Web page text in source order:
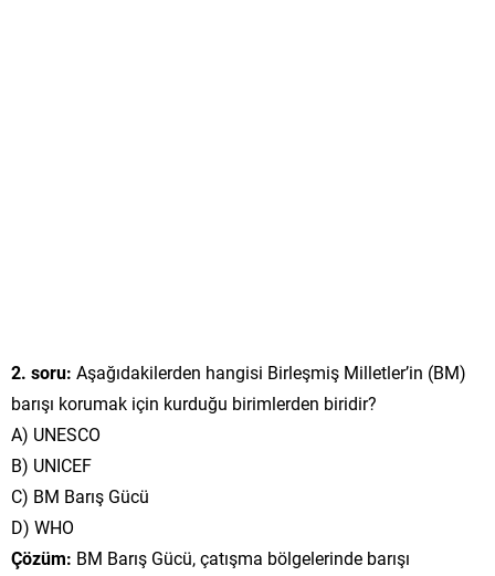
2. soru: Aşağıdakilerden hangisi Birleşmiş Milletler’in (BM)
barışı korumak için kurduğu birimlerden biridir?
A) UNESCO
B) UNICEF
C) BM Barış Gücü
D) WHO
Çözüm: BM Barış Gücü, çatışma bölgelerinde barışı